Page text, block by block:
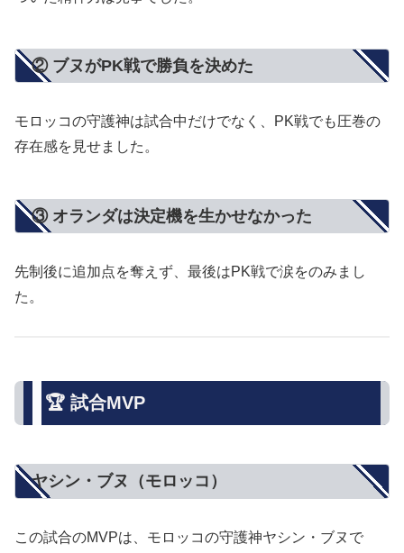
② ブヌがPK戦で勝負を決めた
モロッコの守護神は試合中だけでなく、PK戦でも圧巻の
存在感を見せました。
③ オランダは決定機を生かせなかった
先制後に追加点を奪えず、最後はPK戦で涙をのみまし
た。
🏆 試合MVP
ヤシン・ブヌ（モロッコ）
この試合のMVPは、モロッコの守護神ヤシン・ブヌで